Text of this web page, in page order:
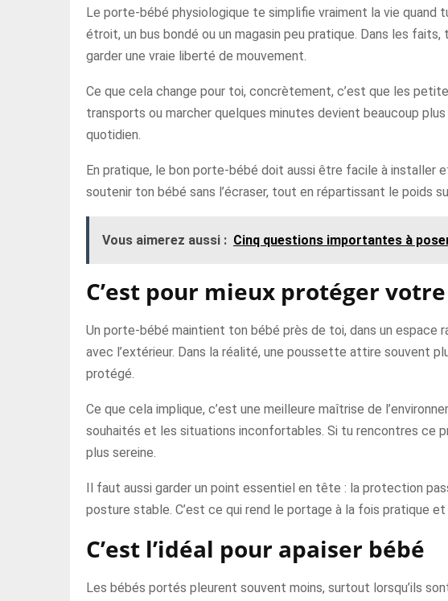
Le porte-bébé physiologique te simplifie vraiment la vie
étroit, un bus bondé ou un magasin peu pratique. Dans les
garder une vraie liberté de mouvement.
Ce que cela change pour toi, concrètement, c’est que les
transports ou marcher quelques minutes devient beaucoup
quotidien.
En pratique, le bon porte-bébé doit aussi être facile à installer
soutenir ton bébé sans l’écraser, tout en répartissant le poids
Vous aimerez aussi : Cinq questions importantes à
C’est pour mieux protéger
Un porte-bébé maintient ton bébé près de toi, dans un espace
avec l’extérieur. Dans la réalité, une poussette attire souvent
protégé.
Ce que cela implique, c’est une meilleure maîtrise de
souhaités et les situations inconfortables. Si tu rencontres ce
plus sereine.
Il faut aussi garder un point essentiel en tête : la protection
posture stable. C’est ce qui rend le portage à la fois pratique et
C’est l’idéal pour apaiser bébé
Les bébés portés pleurent souvent moins, surtout lorsqu’ils